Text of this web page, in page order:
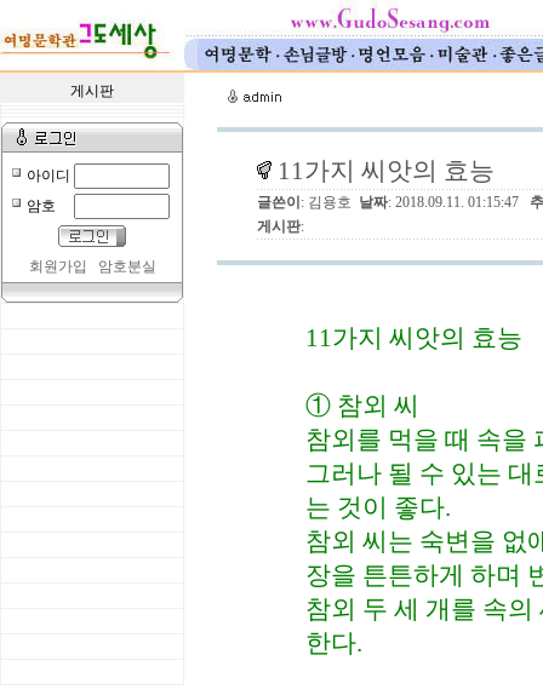
게시판
아이디
암호
회원가입 암호분실
11가지 씨앗의 효능
글쓴이 : 김용호 날짜: 2018.09.11. 01:15:47
게시판:
11가지 씨앗의 효능
① 참외 씨
참외를 먹을 때 속을
그러나 될 수 있는
는 것이 좋다.
참외 씨는 숙변을 없
장을 튼튼하게 하며
참외 두 세 개를 속
한다.